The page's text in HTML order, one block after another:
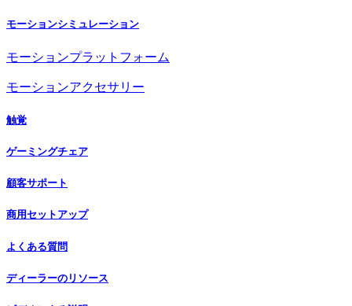
モーションシミュレーション
モーションプラットフォーム
モーションアクセサリー
触覚
ゲーミングチェア
顧客サポート
商用セットアップ
よくある質問
ディーラーのリソース